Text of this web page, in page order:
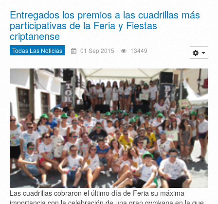
Entregados los premios a las cuadrillas más
participativas de la Feria y Fiestas
criptanense
Todas Las Noticias 01 Sep 2015 13449
Las cuadrillas cobraron el último día de Feria su máxima